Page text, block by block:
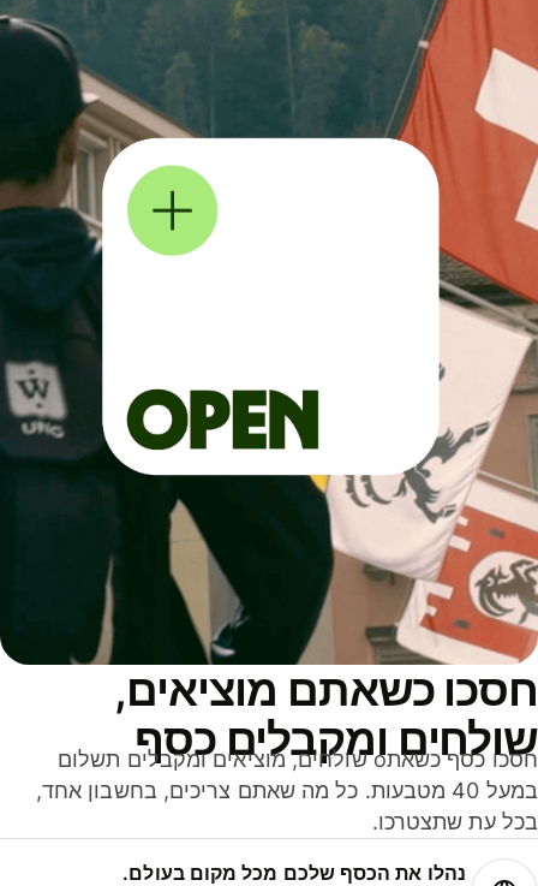
כשאתם מוציאים,
ומקבלים כסף
חסכו כסף כשאתo שולחים, מוציאים ומקבלים תשלום
במעל 40 מטבעות. כל מה שאתם צריכים, בחשבון אחד,
עת שתצטרכו.
נהלו את הכסף שלכם מכל מקום בעולם.